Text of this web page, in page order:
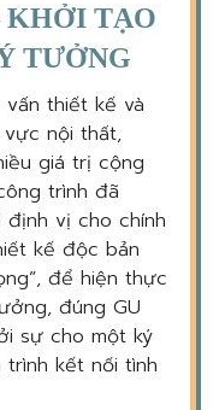
KHỞI TẠO
TƯỞNG
vấn thiết kế và
nội thất,
giá trị cộng
trình đã
vị cho chính
kế độc bản
để hiện thực
đúng GU
sự cho một ký
kết nối tình